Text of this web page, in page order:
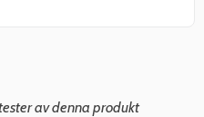
av denna produkt